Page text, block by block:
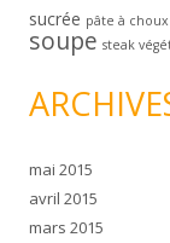
sucrée pâte à choux
soupe steak
mai 2015
avril 2015
mars 2015